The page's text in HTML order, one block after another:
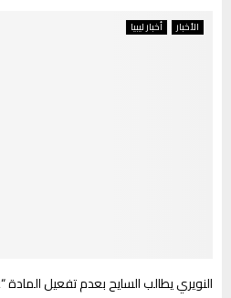
الأخبار أخبار ليبيا
النويري يطالب السايح بعدم تفعيل المادة “12” من قانون انتخاب الرئيس